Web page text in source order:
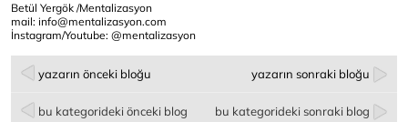
Betül Yergök /Mentalizasyon
mail: info@mentalizasyon.com
İnstagram/Youtube: @mentalizasyon
yazarın önceki bloğu yazarın sonraki bloğu
bu kategorideki önceki blog bu kategorideki sonraki blog